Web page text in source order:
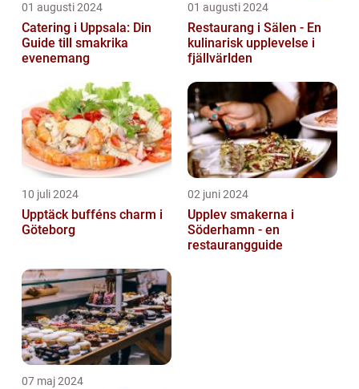
01 augusti 2024
Catering i Uppsala: Din
Guide till smakrika
evenemang
01 augusti 2024
Restaurang i Sälen - En
kulinarisk upplevelse i
fjällvärlden
10 juli 2024
Upptäck bufféns charm i
Göteborg
02 juni 2024
Upplev smakerna i
Söderhamn - en
restaurangguide
07 maj 2024